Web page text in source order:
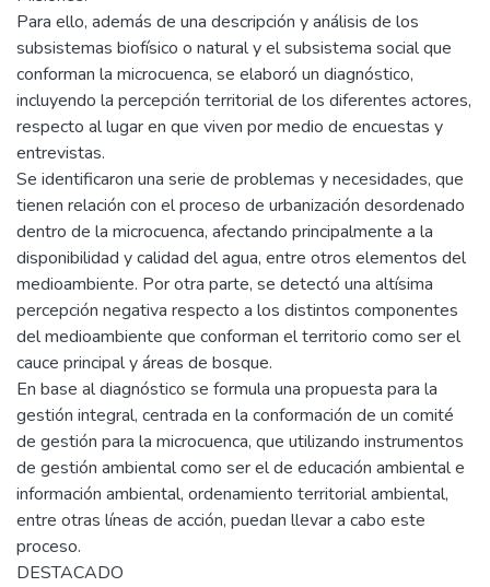
Para ello, además de una descripción y análisis de los
subsistemas biofísico o natural y el subsistema social que
conforman la microcuenca, se elaboró un diagnóstico,
incluyendo la percepción territorial de los diferentes actores,
respecto al lugar en que viven por medio de encuestas y
entrevistas.
Se identificaron una serie de problemas y necesidades, que
tienen relación con el proceso de urbanización desordenado
dentro de la microcuenca, afectando principalmente a la
disponibilidad y calidad del agua, entre otros elementos del
medioambiente. Por otra parte, se detectó una altísima
percepción negativa respecto a los distintos componentes
del medioambiente que conforman el territorio como ser el
cauce principal y áreas de bosque.
En base al diagnóstico se formula una propuesta para la
gestión integral, centrada en la conformación de un comité
de gestión para la microcuenca, que utilizando instrumentos
de gestión ambiental como ser el de educación ambiental e
información ambiental, ordenamiento territorial ambiental,
entre otras líneas de acción, puedan llevar a cabo este
proceso.
DESTACADO